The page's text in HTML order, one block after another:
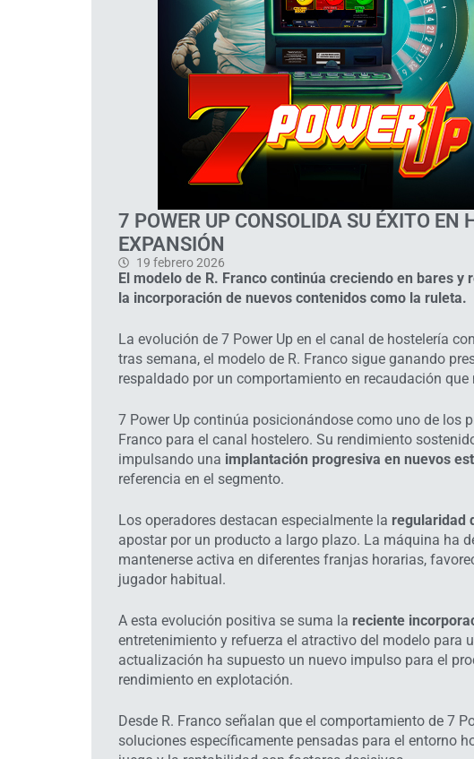
7 POWER UP CONSOLIDA SU ÉXITO EN
EXPANSIÓN
19 febrero 2026
El modelo de R. Franco continúa creciendo en bares
la incorporación de nuevos contenidos como la ruleta.
La evolución de 7 Power Up en el canal de hostelería
tras semana, el modelo de R. Franco sigue ganando
respaldado por un comportamiento en recaudación
7 Power Up continúa posicionándose como uno de los
Franco para el canal hostelero. Su rendimiento
impulsando una implantación progresiva en nuevos
referencia en el segmento.
Los operadores destacan especialmente la regularidad
apostar por un producto a largo plazo. La máquina ha
mantenerse activa en diferentes franjas horarias,
jugador habitual.
A esta evolución positiva se suma la reciente
entretenimiento y refuerza el atractivo del modelo para
actualización ha supuesto un nuevo impulso para el
rendimiento en explotación.
Desde R. Franco señalan que el comportamiento de 7
soluciones específicamente pensadas para el entorno